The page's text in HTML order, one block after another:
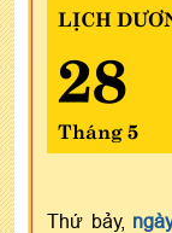
LỊCH
28
Tháng 5
Thứ bảy,